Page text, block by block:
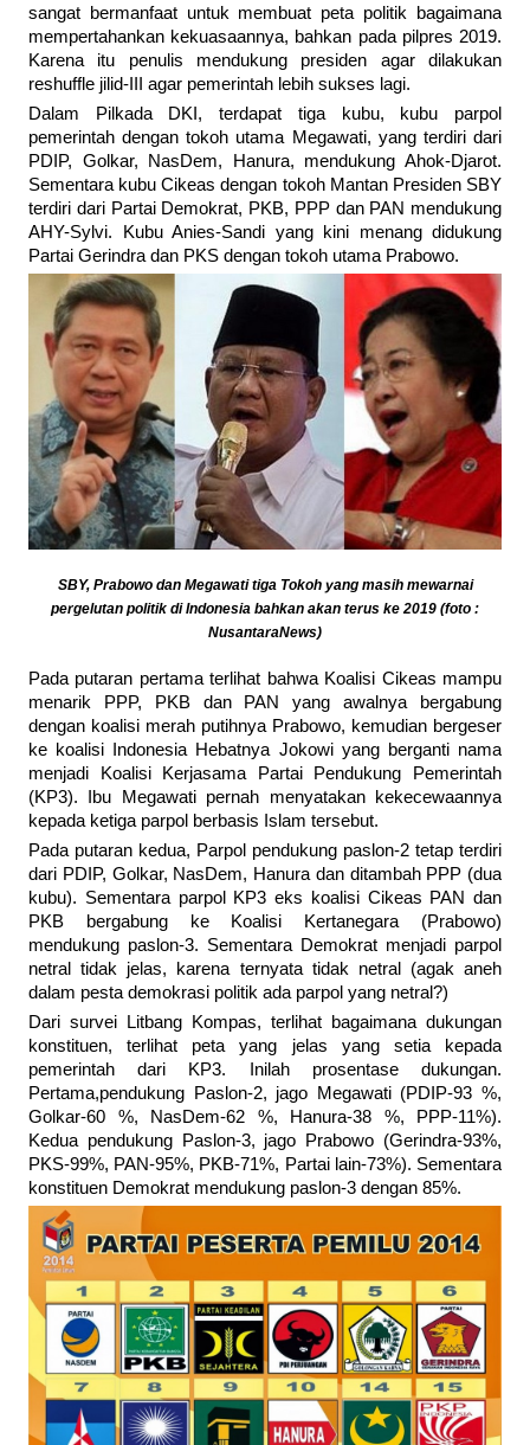
sangat bermanfaat untuk membuat peta politik bagaimana
mempertahankan kekuasaannya, bahkan pada pilpres 2019.
Karena itu penulis mendukung presiden agar dilakukan
reshuffle jilid-III agar pemerintah lebih sukses lagi.
Dalam Pilkada DKI, terdapat tiga kubu, kubu parpol
pemerintah dengan tokoh utama Megawati, yang terdiri dari
PDIP, Golkar, NasDem, Hanura, mendukung Ahok-Djarot.
Sementara kubu Cikeas dengan tokoh Mantan Presiden SBY
terdiri dari Partai Demokrat, PKB, PPP dan PAN mendukung
AHY-Sylvi. Kubu Anies-Sandi yang kini menang didukung
Partai Gerindra dan PKS dengan tokoh utama Prabowo.
SBY, Prabowo dan Megawati tiga Tokoh yang masih mewarnai
pergelutan politik di Indonesia bahkan akan terus ke 2019 (foto :
NusantaraNews)
Pada putaran pertama terlihat bahwa Koalisi Cikeas mampu
menarik PPP, PKB dan PAN yang awalnya bergabung
dengan koalisi merah putihnya Prabowo, kemudian bergeser
ke koalisi Indonesia Hebatnya Jokowi yang berganti nama
menjadi Koalisi Kerjasama Partai Pendukung Pemerintah
(KP3). Ibu Megawati pernah menyatakan kekecewaannya
kepada ketiga parpol berbasis Islam tersebut.
Pada putaran kedua, Parpol pendukung paslon-2 tetap terdiri
dari PDIP, Golkar, NasDem, Hanura dan ditambah PPP (dua
kubu). Sementara parpol KP3 eks koalisi Cikeas PAN dan
PKB bergabung ke Koalisi Kertanegara (Prabowo)
mendukung paslon-3. Sementara Demokrat menjadi parpol
netral tidak jelas, karena ternyata tidak netral (agak aneh
dalam pesta demokrasi politik ada parpol yang netral?)
Dari survei Litbang Kompas, terlihat bagaimana dukungan
konstituen, terlihat peta yang jelas yang setia kepada
pemerintah dari KP3. Inilah prosentase dukungan.
Pertama,pendukung Paslon-2, jago Megawati (PDIP-93 %,
Golkar-60 %, NasDem-62 %, Hanura-38 %, PPP-11%).
Kedua pendukung Paslon-3, jago Prabowo (Gerindra-93%,
PKS-99%, PAN-95%, PKB-71%, Partai lain-73%). Sementara
konstituen Demokrat mendukung paslon-3 dengan 85%.